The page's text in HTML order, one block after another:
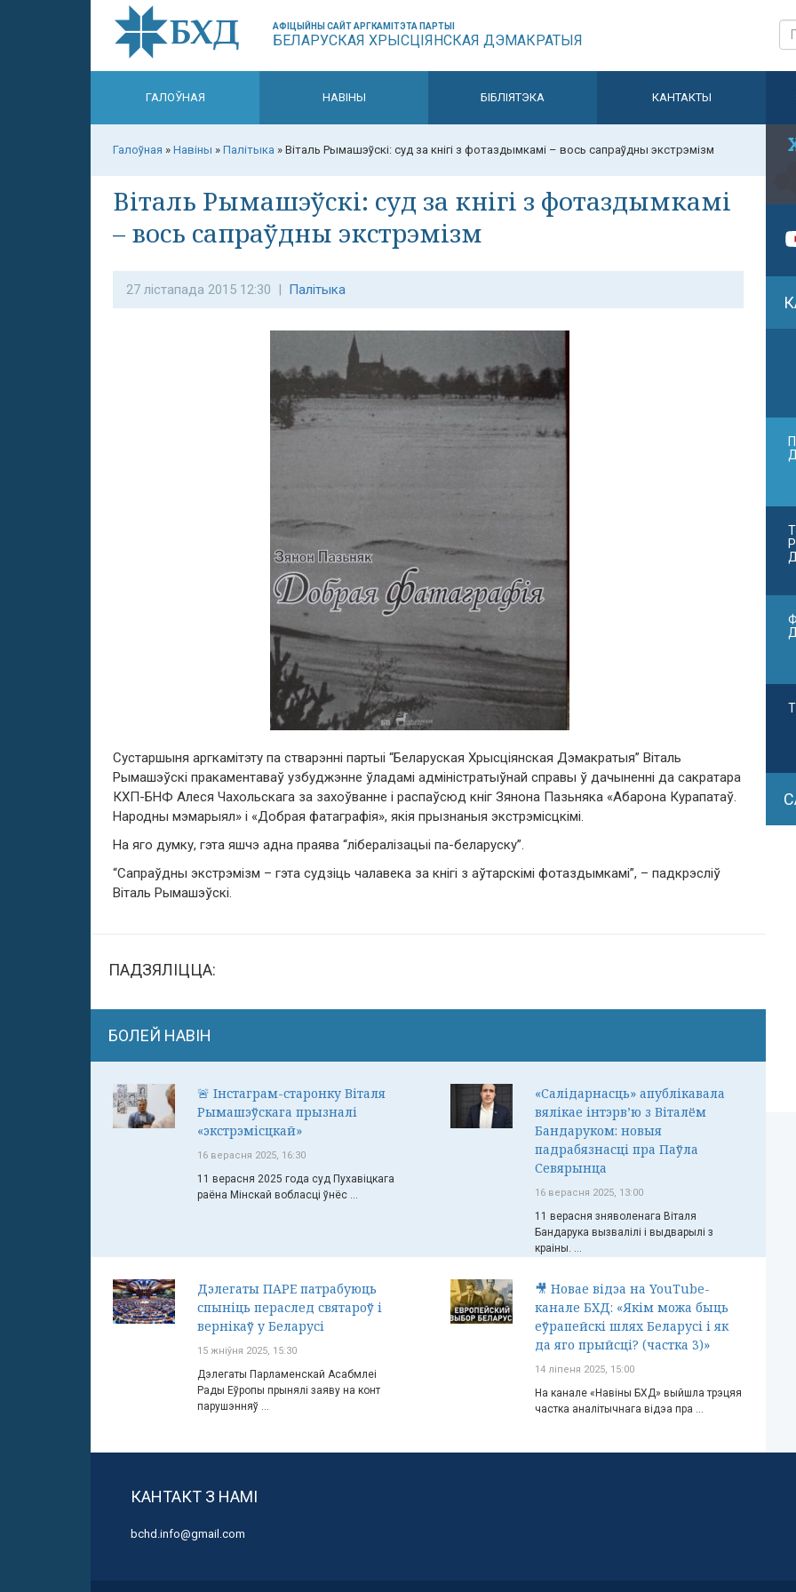
АФІЦЫЙНЫ САЙТ АРГКАМІТЭТА ПАРТЫІ
БЕЛАРУСКАЯ ХРЫСЦІЯНСКАЯ ДЭМАКРАТЫЯ
ГАЛОЎНАЯ НАВІНЫ БІБЛІЯТЭКА КАНТАКТЫ
Галоўная » Навіны » Палітыка » Віталь Рымашэўскі: суд за кнігі з фотаздымкамі – вось сапраўдны экстрэмізм
Віталь Рымашэўскі: суд за кнігі з фотаздымкамі
– вось сапраўдны экстрэмізм
27 лістапада 2015 12:30 | Палітыка
Сустаршыня аргкамітэту па стварэнні партыі “Беларуская Хрысціянская Дэмакратыя” Віталь
Рымашэўскі пракаментаваў узбуджэнне ўладамі адміністратыўнай справы ў дачыненні да сакратара
КХП-БНФ Алеся Чахольскага за захоўванне і распаўсюд кніг Зянона Пазьняка «Абарона Курапатаў.
Народны мэмарыял» і «Добрая фатаграфія», якія прызнаныя экстрэмісцкімі.
На яго думку, гэта яшчэ адна праява “лібералізацыі па-беларуску”.
“Сапраўдны экстрэмізм – гэта судзіць чалавека за кнігі з аўтарскімі фотаздымкамі”, – падкрэсліў
Віталь Рымашэўскі.
ПАДЗЯЛІЦЦА:
БОЛЕЙ НАВІН
🚨 Інстаграм-старонку Віталя
Рымашэўскага прызналі
«экстрэмісцкай»
16 верасня 2025, 16:30
11 верасня 2025 года суд Пухавіцкага
раёна Мінскай вобласці ўнёс ...
«Салідарнасць» апублікавала
вялікае інтэрв’ю з Віталём
Бандаруком: новыя
падрабязнасці пра Паўла
Севярынца
16 верасня 2025, 13:00
11 верасня зняволенага Віталя
Бандарука вызвалілі і выдварылі з
краіны. ...
Дэлегаты ПАРЕ патрабуюць
спыніць пераслед святароў і
вернікаў у Беларусі
15 жніўня 2025, 15:30
Дэлегаты Парламенскай Асабмлеі
Рады Еўропы прынялі заяву на конт
парушэнняў ...
🎥 Новае відэа на YouTube-
канале БХД: «Якім можа быць
еўрапейскі шлях Беларусі і як
да яго прыйсці? (частка 3)»
14 ліпеня 2025, 15:00
На канале «Навіны БХД» выйшла трэцяя
частка аналітычнага відэа пра ...
КАНТАКТ З НАМІ
bchd.info@gmail.com